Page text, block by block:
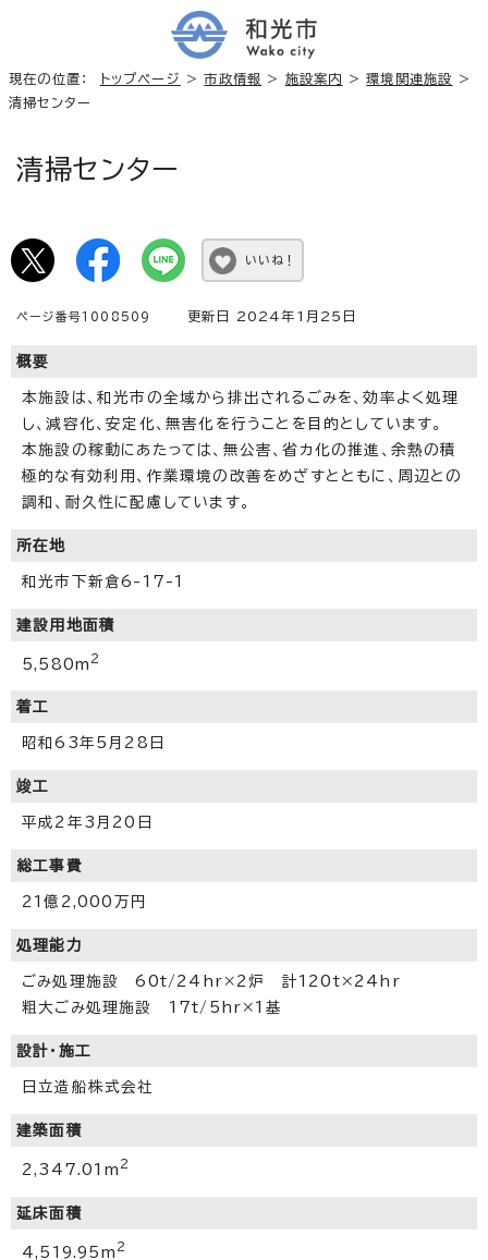
現在の位置： トップページ >市政情報 > 施設案内 >環境関連施設
>
清掃センター
清掃センター
いいね！
ページ番号1008509 更新日 2024年1月25日
概要
本施設は、和光市の全域から排出されるごみを、効率よく処理
し、減容化、安定化、無害化を行うことを目的としています。
本施設の稼動にあたっては、無公害、省カ化の推進、余熱の積
極的な有効利用、作業環境の改善をめざすとともに、周辺との
調和、耐久性に配慮しています。
所在地
和光市下新倉6-17-1
建設用地面積
5,580m 2
着工
昭和63年5月28日
竣工
平成2年3月20日
総工事費
21億2,000万円
処理能力
ごみ処理施設 60t/24hr×2炉 計120t×24hr
粗大ごみ処理施設 17t/5hr×1基
設計・施工
日立造船株式会社
建築面積
2,347.01m 2
延床面積
4,519.95m 2